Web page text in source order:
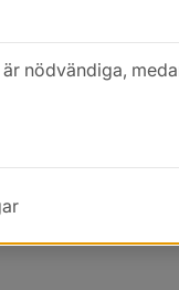
nödvändiga,